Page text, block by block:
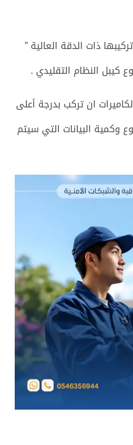
ذات الدقة العالية ”
النظام التقليدي .
ان تركب بدرجة أعلى
وكمية البيانات التي سيتم